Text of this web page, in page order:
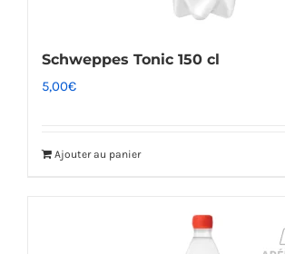
Schweppes Tonic 150 cl
5,00€
Ajouter au panier